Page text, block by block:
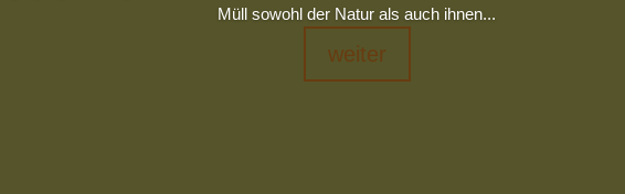
Müll sowohl der Natur als auch ihnen...
weiter